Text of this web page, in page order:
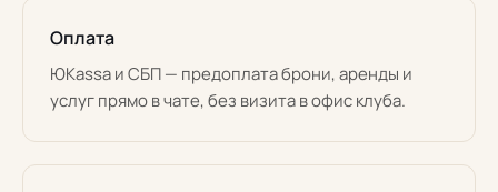
Оплата
ЮKassa и СБП — предоплата брони, аренды и
услуг прямо в чате, без визита в офис клуба.